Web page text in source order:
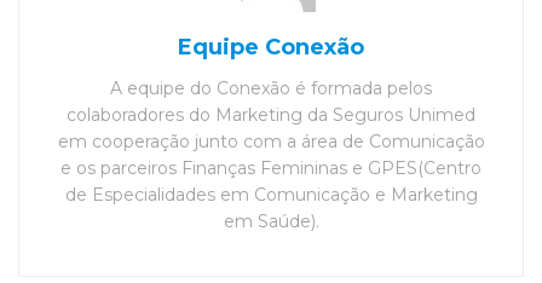
Equipe Conexão
A equipe do Conexão é formada pelos
colaboradores do Marketing da Seguros Unimed
em cooperação junto com a área de Comunicação
e os parceiros Finanças Femininas e GPES(Centro
de Especialidades em Comunicação e Marketing
em Saúde).